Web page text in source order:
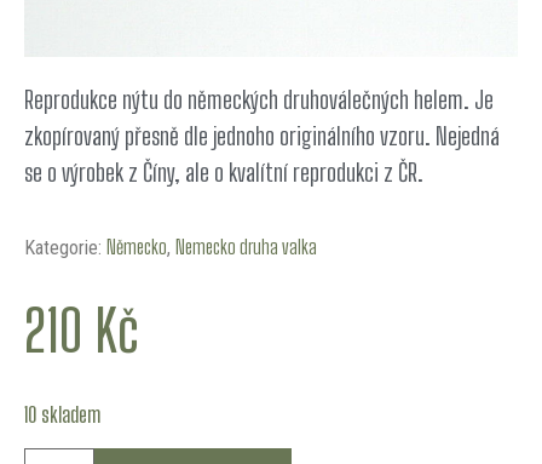
Reprodukce nýtu do německých druhoválečných helem. Je
zkopírovaný přesně dle jednoho originálního vzoru. Nejedná
se o výrobek z Číny, ale o kvalítní reprodukci z ČR.
Kategorie: Německo, Nemecko druha valka
210 Kč
10 skladem